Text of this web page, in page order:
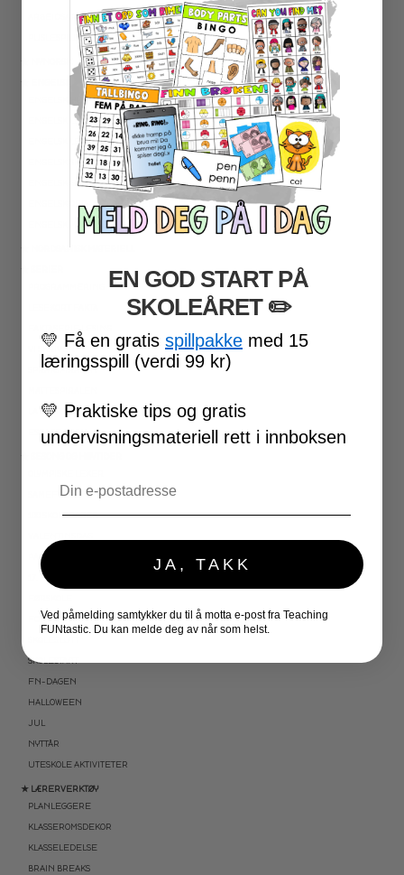
ARBEIDSARK
ENGELSK HØYFREKVENTE ORD
ENGELSK LESEFORSTÅELSE
ENGELSK LESING
ENGELSK SKRIVING
ENGELSK GRAMATIKK
ENGELSK ORD- OG BEGREPER
ENGELSK MUNTLIG
★ NORDSAMISK MATERIELL
VI SKRIVER
SPRÅKSPIRALEN
LA OSS REGNE ØVEBØKER
ESCAPE ROOM
SAMEFOLKET
100 SKOLEDAGER
PÅSKE
17. MAI
FOTBALL-VM
SKOLESTART
FN-DAGEN
HALLOWEEN
JUL
NYTTÅR
UTESKOLE AKTIVITETER
★ LÆRERVERKTØY
PLANLEGGERE
KLASSEROMSDEKOR
KLASSELEDELSE
BRAIN BREAKS
EN GOD START PÅ
SKOLEÅRET​ ✏️
💛 Få en gratis spillpakke med 15
læringsspill (verdi 99 kr)
💛 Praktiske tips og gratis
undervisningsmateriell rett i innboksen
JA, TAKK
Ved påmelding samtykker du til å motta e-post fra Teaching
FUNtastic. Du kan melde deg av når som helst.